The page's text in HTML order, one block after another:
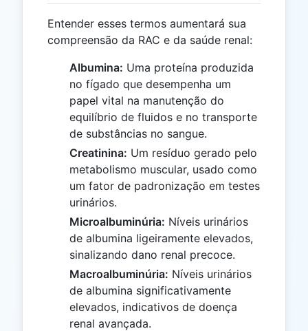
Entender esses termos aumentará sua
compreensão da RAC e da saúde renal:
Albumina: Uma proteína produzida
no fígado que desempenha um
papel vital na manutenção do
equilíbrio de fluidos e no transporte
de substâncias no sangue.
Creatinina: Um resíduo gerado pelo
metabolismo muscular, usado como
um fator de padronização em testes
urinários.
Microalbuminúria: Níveis urinários
de albumina ligeiramente elevados,
sinalizando dano renal precoce.
Macroalbuminúria: Níveis urinários
de albumina significativamente
elevados, indicativos de doença
renal avançada.